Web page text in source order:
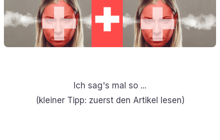
Ich sag's mal so ...
(kleiner Tipp: zuerst den Artikel lesen)